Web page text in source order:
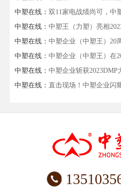
中塑在线： 双11家电战绩尚可，中塑王
中塑在线： 中塑王（力塑）亮相2023国际
中塑在线： 中塑企业（中塑王）20周年庆典
中塑在线： 中塑企业（中塑王）在2023亚太国
中塑在线： 中塑企业斩获2023DMP大湾区工业博
中塑在线： 直击现场！中塑企业闪耀亮